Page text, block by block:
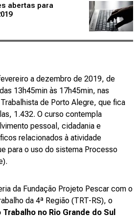
abertas para
a dezembro de 2019, de
13h45min às 17h45min, nas
de Porto Alegre, que fica
1.432. O curso contempla
pessoal, cidadania e
relacionados à atividade
para o uso do sistema Processo
da Fundação Projeto Pescar com o
da 4ª Região (TRT-RS), o
no Rio Grande do Sul